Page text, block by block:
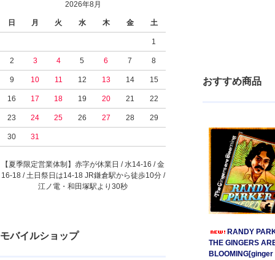
2026年8月
日 月 火 水 木 金 土
1
2 3 4 5 6 7 8
9 10 11 12 13 14 15
16 17 18 19 20 21 22
23 24 25 26 27 28 29
30 31
【夏季限定営業体制】赤字が休業日 / 水14-16 / 金
16-18 / 土日祭日は14-18 JR鎌倉駅から徒歩10分 /
江ノ電・和田塚駅より30秒
モバイルショップ
おすすめ商品
RANDY
THE GINGERS
BLOOMING[ginger